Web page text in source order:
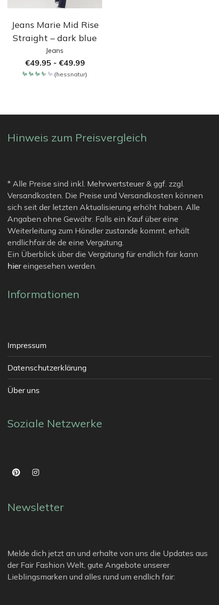
Jeans Marie Mid Rise
Straight – dark blue
Jeans
€49.95 - €49.99
(hessnatur)
Hinweis zum Preisvergleich
* Alle Preise sind inkl. Mehrwertsteuer & ggf. zzgl.
Versandkosten. Die Preise und Versandkosten können
sich seit der letzten Aktualisierung erhöht haben. Alle
Angaben ohne Gewähr. Falls ein Kauf über eine
Weiterleitung zum Händler zustande kommt, erhält
endlichfair.de de eine Vergütung.
Ein Überblick über die Vergütung für endlich fair kann
hiereingesehen werden.
Informationen
Impressum
Datenschutzerklärung
Über uns
Soziale Netzwerke
Newsletter
Melde dich jetzt an und erhalte von uns die Updates aus
der Fair Fashion Welt, gute Angebote unserer
Lieblingsmarken und alles rund um endlich fair: